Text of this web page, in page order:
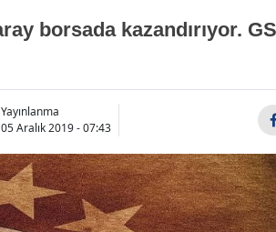
borsada kazandırıyor.
Yayınlanma
05 Aralık 2019 - 07:43